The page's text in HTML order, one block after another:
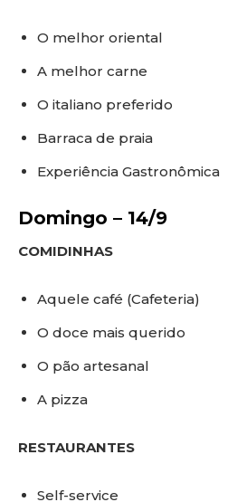
O melhor oriental
A melhor carne
O italiano preferido
Barraca de praia
Experiência Gastronômica
Domingo – 14/9
COMIDINHAS
Aquele café (Cafeteria)
O doce mais querido
O pão artesanal
A pizza
RESTAURANTES
Self-service